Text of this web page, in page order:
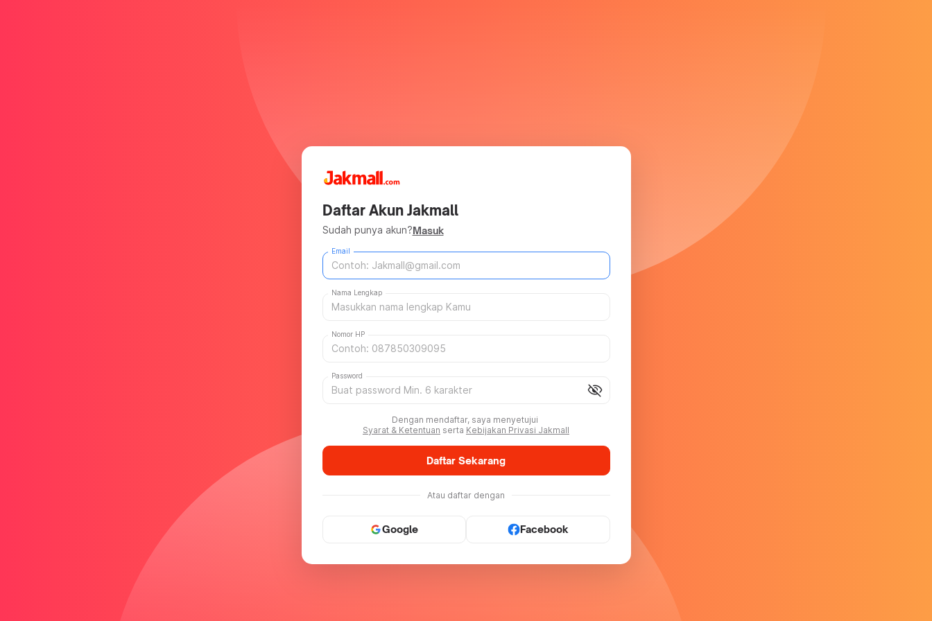
Daftar Akun Jakmall
Sudah punya akun?Masuk
Email
Nama Lengkap
Nomor HP
visibility_off
Password
Dengan mendaftar, saya menyetujui
Syarat & Ketentuan serta Kebijakan Privasi Jakmall
Daftar Sekarang
Atau daftar dengan
Google Facebook